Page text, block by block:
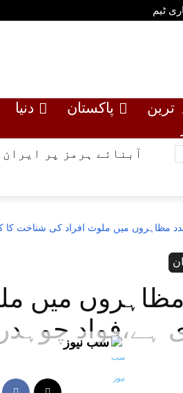
ٹیم
ترین پاکستان دنیا
آبنائے ہرمز پر
مظاہروں میں ملوث افراد کی شناخت کا
میں
ہے،فواد
سب نیوز